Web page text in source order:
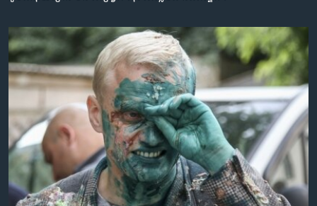
ចូល​
ទៅ​
ទំព័រ​
រចនា
សម្ព័ន្ធ​
រំលង​
និង​
ចូល​
កាន់​
ទូរទស្សន៍ / វីដេអូ​
វិទ្យុ / ផតខាសថ៍
កម្មវិធីទាំងអស់
Khmer English
បណ្តាញ​សង្គម